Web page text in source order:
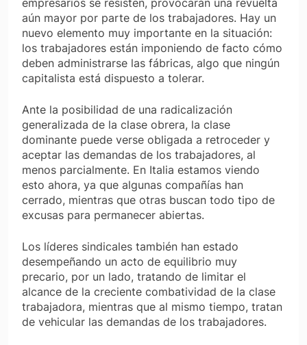
aún mayor por parte de los trabajadores. Hay un
nuevo elemento muy importante en la situación:
los trabajadores están imponiendo de facto cómo
deben administrarse las fábricas, algo que ningún
capitalista está dispuesto a tolerar.
Ante la posibilidad de una radicalización
generalizada de la clase obrera, la clase
dominante puede verse obligada a retroceder y
aceptar las demandas de los trabajadores, al
menos parcialmente. En Italia estamos viendo
esto ahora, ya que algunas compañías han
cerrado, mientras que otras buscan todo tipo de
excusas para permanecer abiertas.
Los líderes sindicales también han estado
desempeñando un acto de equilibrio muy
precario, por un lado, tratando de limitar el
alcance de la creciente combatividad de la clase
trabajadora, mientras que al mismo tiempo, tratan
de vehicular las demandas de los trabajadores.